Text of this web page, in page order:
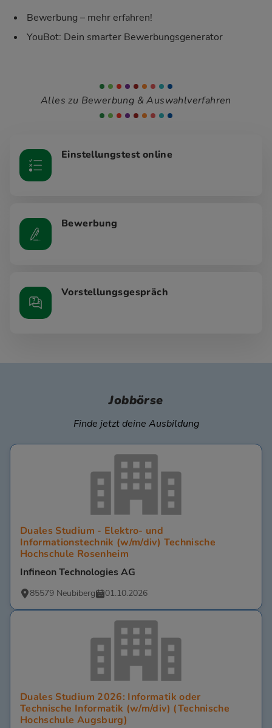
Bewerbung – mehr erfahren!
YouBot: Dein smarter Bewerbungsgenerator
Alles zu Bewerbung & Auswahlverfahren
Einstellungstest online
Bewerbung
Vorstellungsgespräch
Jobbörse
Finde jetzt deine Ausbildung
Duales Studium - Elektro- und
Informationstechnik (w/m/div) Technische
Hochschule Rosenheim
Infineon Technologies AG
85579 Neubiberg 01.10.2026
Duales Studium 2026: Informatik oder
Technische Informatik (w/m/div) (Technische
Hochschule Augsburg)